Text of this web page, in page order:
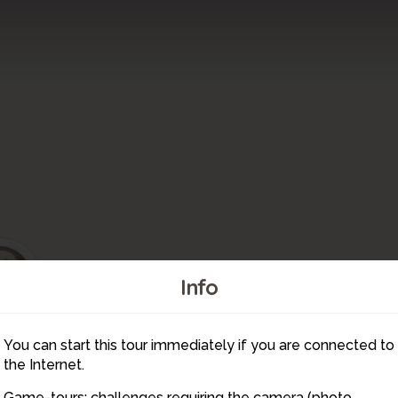
Info
You can start this tour immediately if you are connected to
the Internet.
19
18
17